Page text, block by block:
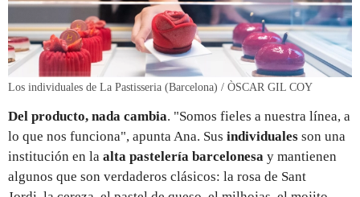
Los individuales de La Pastisseria (Barcelona) / ÒSCAR GIL COY
Del producto, nada cambia. "Somos fieles a nuestra línea, a
lo que nos funciona", apunta Ana. Sus individuales son una
institución en la alta pastelería barcelonesa y mantienen
algunos que son verdaderos clásicos: la rosa de Sant